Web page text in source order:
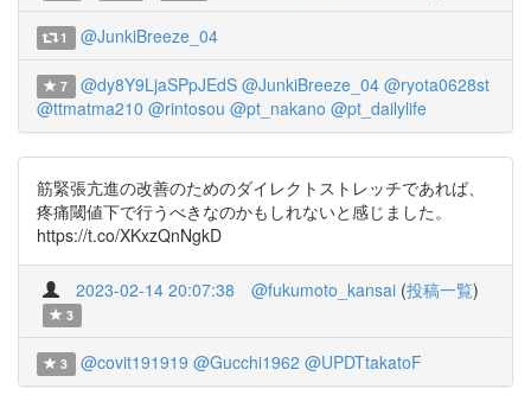
1 @JunkiBreeze_04
7 @dy8Y9LjaSPpJEdS @JunkiBreeze_04 @ryota0628st
@ttmatma210 @rintosou @pt_nakano @pt_dailylife
筋緊張亢進の改善のためのダイレクトストレッチであれば、
疼痛閾値下で行うべきなのかもしれないと感じました。
https://t.co/XKxzQnNgkD
2023-02-14 20:07:38 @fukumoto_kansai (投稿一覧)
3
3 @covit191919 @Gucchi1962 @UPDTtakatoF